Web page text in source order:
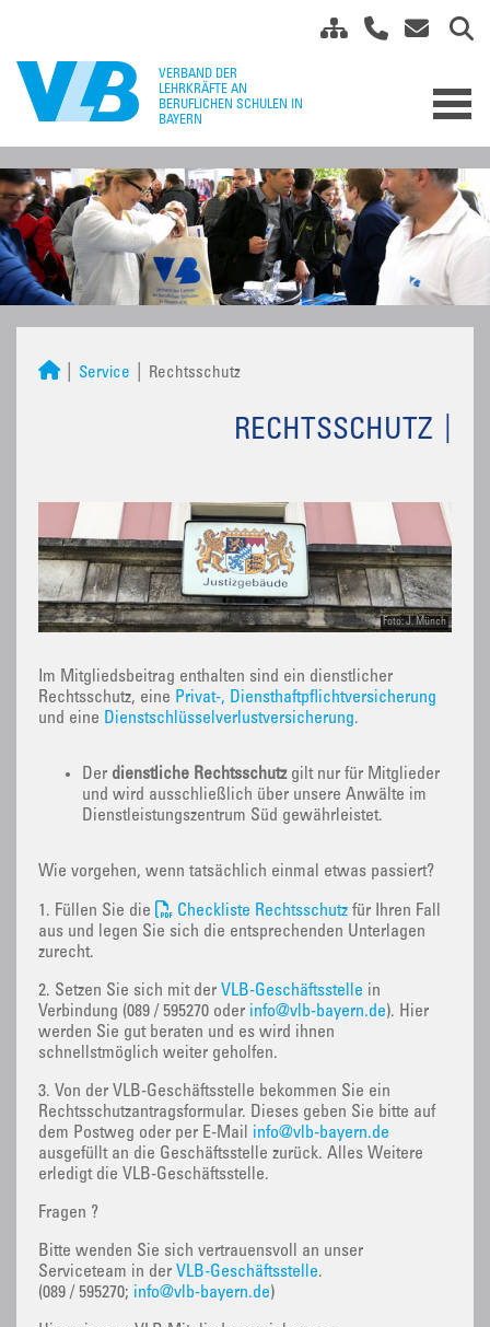
Service Rechtsschutz
RECHTSSCHUTZ
Foto: J. Münch
Im Mitgliedsbeitrag enthalten sind ein dienstlicher
Rechtsschutz, eine Privat-, Diensthaftpflichtversicherung
und eine Dienstschlüsselverlustversicherung.
Der dienstliche Rechtsschutzgilt nur für Mitglieder
und wird ausschließlich über unsere Anwälte im
Dienstleistungszentrum Süd gewährleistet.
Wie vorgehen, wenn tatsächlich einmal etwas passiert?
1. Füllen Sie die Checkliste Rechtsschutz für Ihren Fall
aus und legen Sie sich die entsprechenden Unterlagen
zurecht.
2. Setzen Sie sich mit der VLB-Geschäftsstelle in
Verbindung (089 / 595270 oder info@vlb-bayern.de). Hier
werden Sie gut beraten und es wird ihnen
schnellstmöglich weiter geholfen.
3. Von der VLB-Geschäftsstelle bekommen Sie ein
Rechtsschutzantragsformular. Dieses geben Sie bitte auf
dem Postweg oder per E-Mail info@vlb-bayern.de
ausgefüllt an die Geschäftsstelle zurück. Alles Weitere
erledigt die VLB-Geschäftsstelle.
Fragen ?
Bitte wenden Sie sich vertrauensvoll an unser
Serviceteam in der VLB-Geschäftsstelle.
(089 / 595270; info@vlb-bayern.de)